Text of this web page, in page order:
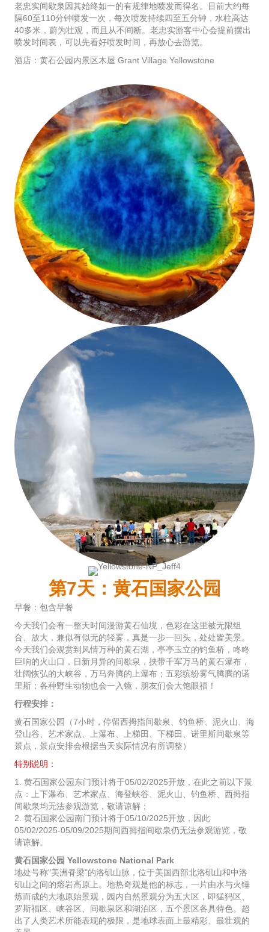
老忠实间歇泉因其始终如一的有规律地喷发而得名。目前大约每
隔60至110分钟喷发一次，每次喷发持续四至五分钟，水柱高达
40多米，蔚为壮观，而且从不间断。老忠实游客中心会提前摆出
喷发时间表，可以先看好喷发时间，再放心去游览。
酒店：黄石公园内景区木屋 Grant Village Yellowstone
第7天：黄石国家公园
早餐：包含早餐
今天我们会有一整天时间漫游黄石仙境，色彩在这里被无限组
合、放大，兼似有似无的轻雾，真是一步一回头，处处皆美景。
今天我们会观赏到风情万种的黄石湖，亭亭玉立的钓鱼桥，咚咚
巨响的火山口，日新月异的间歇泉，挟带千军万马的黄石瀑布，
壮阔恢弘的大峡谷，万马奔腾的上瀑布；五彩缤纷雾气腾腾的诺
里斯；各种野生动物也会一入镜，朋友们会大饱眼福！
行程安排：
黄石国家公园（7小时，停留西拇指间歇泉、钓鱼桥、泥火山、海
登山谷、艺术家点、上瀑布、上梯田、下梯田、诺里斯间歇泉等
景点，景点安排会根据当天实际情况有所调整）
特别说明：
1. 黄石国家公园东门预计将于05/02/2025开放，在此之前以下景
点：上下瀑布、艺术家点、海登峡谷、泥火山、钓鱼桥、西拇指
间歇泉均无法参观游览，敬请谅解；
2. 黄石国家公园南门预计将于05/10/2025开放，因此
05/02/2025-05/09/2025期间西拇指间歇泉仍无法参观游览，敬
请谅解。
黄石国家公园 Yellowstone National Park
地处号称"美洲脊梁"的洛矶山脉，位于美国西部北洛矶山和中洛
矶山之间的熔岩高原上。地热奇观是他的标志，一片由水与火锤
炼而成的大地原始景观，园内自然景观分为五大区，即猛犸区、
罗斯福区、峡谷区、间歇泉区和湖泊区，五个景区各具特色。超
出了人类艺术所能表现的极限，是地球表面上最精彩、最壮观的